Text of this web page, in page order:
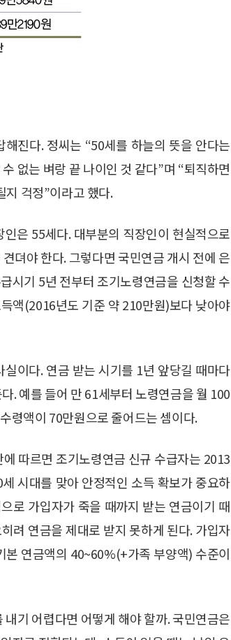
진다. 정씨는 “50세를 하늘의 뜻을 안다는
없는 벼랑 끝 나이인 것 같다”며 “퇴직하면
지 걱정”이라고 했다.
은 55세다. 대부분의 직장인이 현실적으로
뎌야 한다. 그렇다면 국민연금 개시 전에 은
시기 5년 전부터 조기노령연금을 신청할 수
액(2016년도 기준 약 210만원)보다 낮아야
이다. 연금 받는 시기를 1년 앞당길 때마다
. 예를 들어 만 61세부터 노령연금을 월 100
령액이 70만원으로 줄어드는 셈이다.
따르면 조기노령연금 신규 수급자는 2013
시대를 맞아 안정적인 소득 확보가 중요하
로 가입자가 죽을 때까지 받는 연금이기 때
려 연금을 제대로 받지 못하게 된다. 가입자
연금액의 40~60%(+가족 부양액) 수준이
기 어렵다면 어떻게 해야 할까. 국민연금은